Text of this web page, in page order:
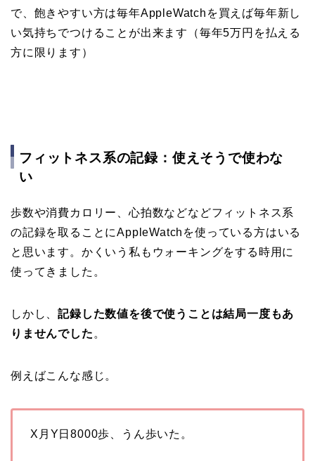
で、飽きやすい方は毎年AppleWatchを買えば毎年新し
い気持ちでつけることが出来ます（毎年5万円を払える
方に限ります）
フィットネス系の記録：使えそうで使わな
い
歩数や消費カロリー、心拍数などなどフィットネス系
の記録を取ることにAppleWatchを使っている方はいる
と思います。かくいう私もウォーキングをする時用に
使ってきました。
しかし、記録した数値を後で使うことは結局一度もあ
りませんでした 。
例えばこんな感じ。
X月Y日8000歩、うん歩いた。